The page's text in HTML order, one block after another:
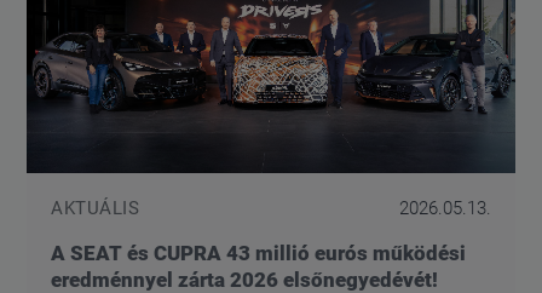
AKTUÁLIS 2026.05.13.
A SEAT és CUPRA 43 millió eurós működési
eredménnyel zárta 2026 elsőnegyedévét!